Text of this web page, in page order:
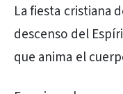
La fiesta cristiana
descenso del
que anima el